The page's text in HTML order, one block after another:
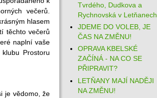
večerů.
hlasem
těchto večerů
naplní vaše
Prostoru
je vědomo, že
Tvrdého, Dudkova a
Rychnovská v Letňanech.
JDEME DO VOLEB, JE
ČAS NA ZMĚNU!
OPRAVA KBELSKÉ
ZAČÍNÁ - NA CO SE
PŘIPRAVIT?
LETŇANY MAJÍ NADĚJI
NA ZMĚNU!